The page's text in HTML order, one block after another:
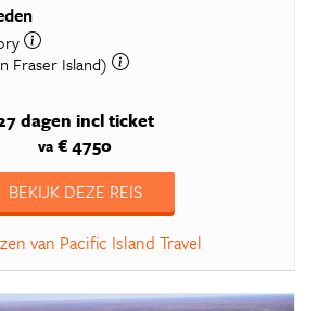
Fraser Island)
dagen incl ticket
va € 4750
BEKIJK DEZE REIS
van Pacific Island Travel